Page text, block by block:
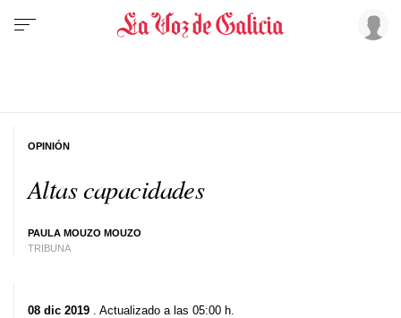
Altas capacidades
PAULA MOUZO MOUZO
TRIBUNA
OPINIÓN
08 dic 2019 . Actualizado a las 05:00 h.